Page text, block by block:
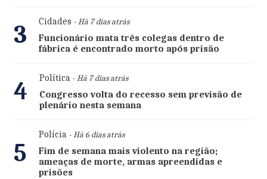
3 Cidades - Há 7 dias atrás
Funcionário mata três colegas dentro de
fábrica é encontrado morto após prisão
4 Política- Há 7 dias atrás
Congresso volta do recesso sem previsão de
plenário nesta semana
5
Polícia- Há 6 dias atrás
Fim de semana mais violento na região;
ameaças de morte, armas apreendidas e
prisões